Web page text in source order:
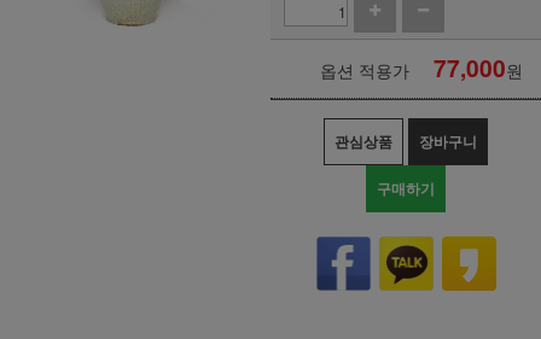
옵션 적용가 77,000원
관심상품 장바구니
구매하기